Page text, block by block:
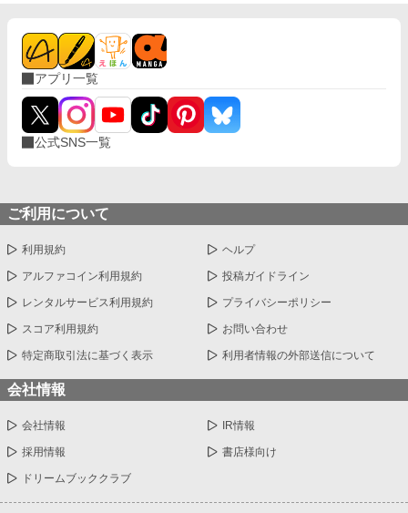
アプリ一覧
公式SNS一覧
ご利用について
利用規約 ヘルプ
アルファコイン利用規約 投稿ガイドライン
レンタルサービス利用規約 プライバシーポリシー
スコア利用規約 お問い合わせ
特定商取引法に基づく表示 利用者情報の外部送信について
会社情報
会社情報 IR情報
採用情報 書店様向け
ドリームブッククラブ